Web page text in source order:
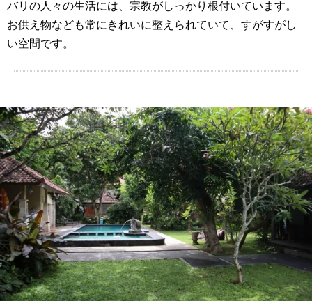
バリの人々の生活には、宗教がしっかり根付いています。
お供え物なども常にきれいに整えられていて、すがすがし
い空間です。